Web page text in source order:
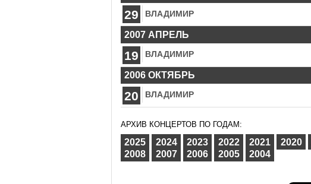
29 ВЛАДИМИР
2007 АПРЕЛЬ
19 ВЛАДИМИР
2006 ОКТЯБРЬ
20 ВЛАДИМИР
АРХИВ КОНЦЕРТОВ ПО ГОДАМ:
2025 2024 2023 2022 2021 2020
2008
2007 2006 2005 2004